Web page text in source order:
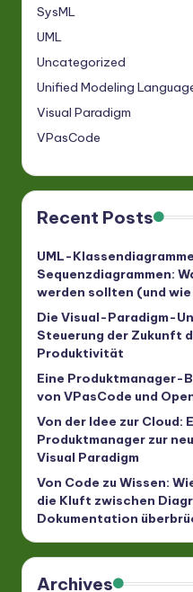
SysML
UML
Uncategorized
Unified Modeling
Visual Paradigm
VPasCode
Recent Posts
UML-
Sequenzdiagrammen:
werden sollten (und
Die Visual-Paradigm-
Steuerung der Zukunft
Produktivität
Eine Produktmanager-
von VPasCode und
Von der Idee zur Cloud:
Produktmanager zur
Visual Paradigm
Von Code zu Wissen:
die Kluft zwischen
Dokumentation
Archives